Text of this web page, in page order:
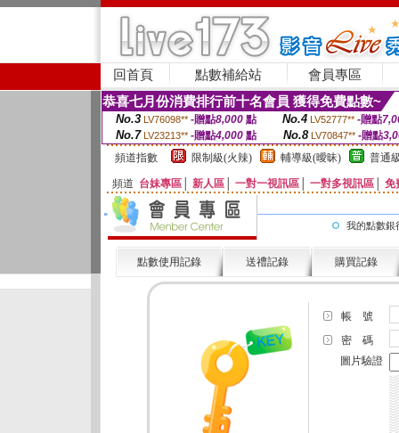
回首頁 點數補給站 會員專區
恭喜七月份消費排行前十名會員 獲得免費點數~
No.3 LV76098** -贈點8,000點 No.4 LV52777** -贈點
No.7 LV23213** -贈點4,000 點 No.8 LV70847** -贈點
頻道指數
限制級(火辣) 輔導級(曖昧) 普通
頻道 台妹專區 新人區 一對一視訊區 一對多視訊區 免
我的點數銀
點數使用記錄 送禮記錄 購買記錄
帳 號
密 碼
圖片驗證